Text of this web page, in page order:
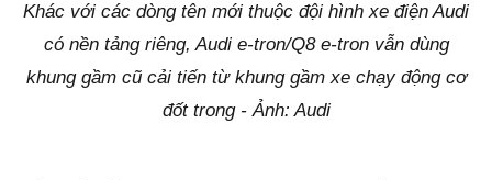
Khác với các dòng tên mới thuộc đội hình xe điện Audi
có nền tảng riêng, Audi e-tron/Q8 e-tron vẫn dùng
khung gầm cũ cải tiến từ khung gầm xe chạy động cơ
đốt trong - Ảnh: Audi